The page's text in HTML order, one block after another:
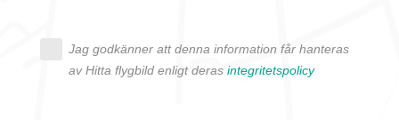
Jag godkänner att denna information får hanteras
av Hitta flygbild enligt deras integritetspolicy